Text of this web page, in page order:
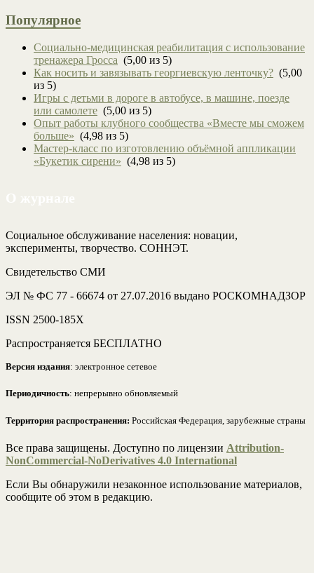
Популярное
Социально-медицинская реабилитация с использование
тренажера Гросса (5,00 из 5)
Как носить и завязывать георгиевскую ленточку? (5,00
из 5)
Игры с детьми в дороге в автобусе, в машине, поезде
или самолете (5,00 из 5)
Опыт работы клубного сообщества «Вместе мы сможем
больше» (4,98 из 5)
Мастер-класс по изготовлению объёмной аппликации
«Букетик сирени» (4,98 из 5)
Социальное обслуживание населения: новации,
эксперименты, творчество. СОННЭТ.
Свидетельство СМИ
ЭЛ № ФС 77 - 66674 от 27.07.2016 выдано РОСКОМНАДЗОР
ISSN 2500-185Х
Распространяется БЕСПЛАТНО
Версия издания: электронное сетевое
Периодичность: непрерывно обновляемый
Территория распространения: Российская Федерация, зарубежные страны
Все права защищены. Доступно по лицензии Attribution-
NonCommercial-NoDerivatives 4.0 International
Если Вы обнаружили незаконное использование материалов,
сообщите об этом в редакцию.